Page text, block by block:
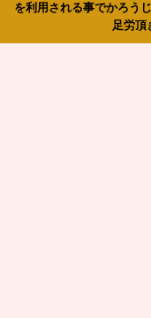
を利用される事でかろう
足労頂